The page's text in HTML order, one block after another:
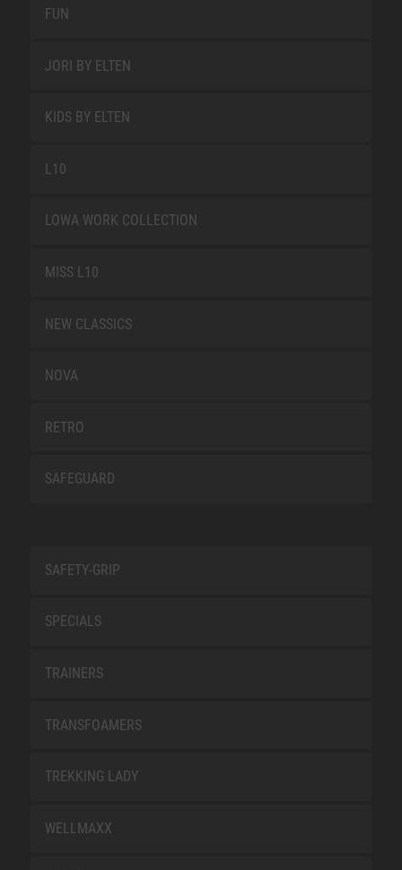
FUN
JORI BY ELTEN
KIDS BY ELTEN
L10
LOWA WORK COLLECTION
MISS L10
NEW CLASSICS
NOVA
RETRO
SAFEGUARD
SAFETY-GRIP
SPECIALS
TRAINERS
TRANSFOAMERS
TREKKING LADY
WELLMAXX